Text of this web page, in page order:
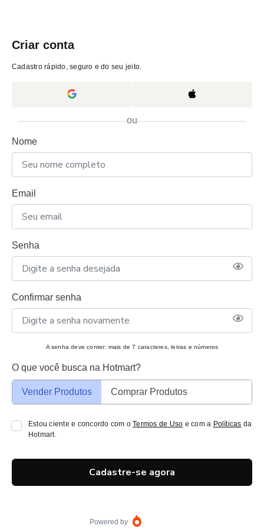
Criar conta
Cadastro rápido, seguro e do seu jeito.
ou
Nome
Email
Senha
Confirmar senha
A senha deve conter: mais de 7 caracteres, letras e números
O que você busca na Hotmart?
Vender Produtos Comprar Produtos
Estou ciente e concordo com oTermos de Uso e com a Políticas da
Hotmart.
Cadastre-se agora
Powered by